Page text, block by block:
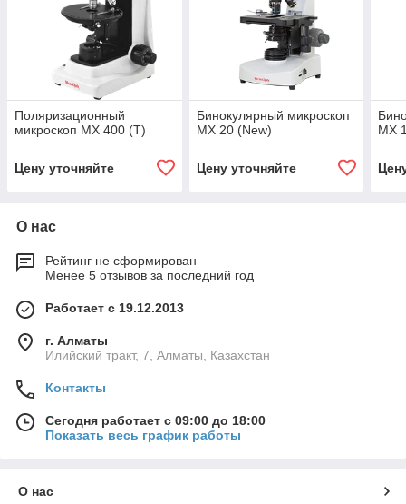
Поляризационный
микроскоп MX 400 (T)
Цену уточняйте
Бинокулярный микроскоп
MX 20 (New)
Цену уточняйте
MX
О нас
Рейтинг не сформирован
Менее 5 отзывов за последний год
Работает с 19.12.2013
г. Алматы
Илийский тракт, 7, Алматы, Казахстан
Контакты
Сегодня работает с 09:00 до 18:00
Показать весь график работы
О нас